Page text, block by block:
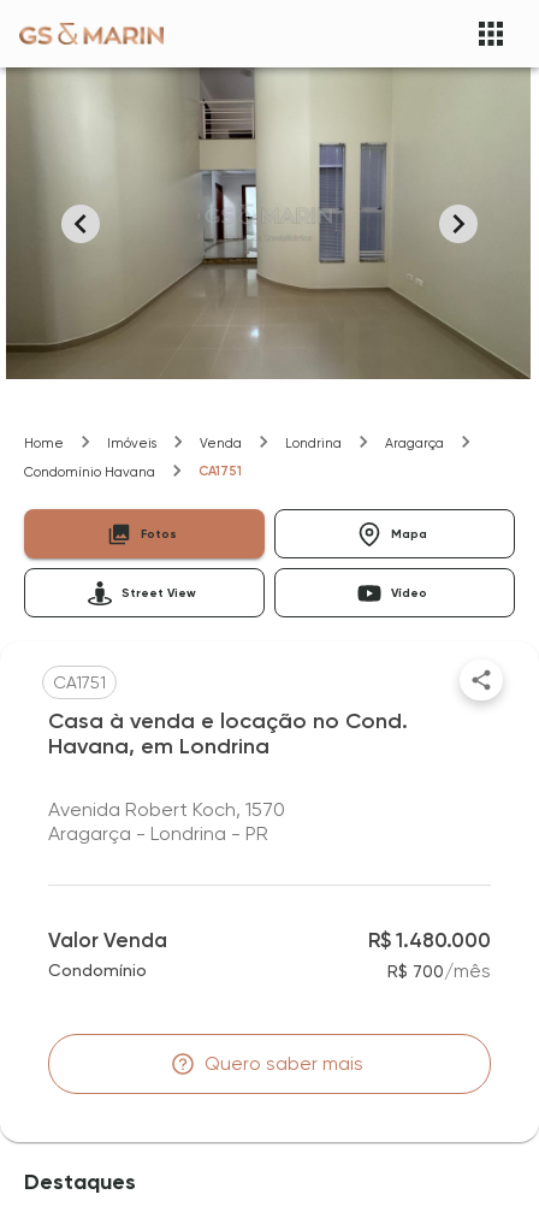
Home Imóveis Venda Londrina
Aragarça
Condomínio Havana
CA1751
Fotos Mapa
Street View Vídeo
CA1751
Casa à venda e locação no Cond.
Havana, em Londrina
Avenida Robert Koch, 1570
Aragarça - Londrina - PR
Valor Venda R$ 1.480.000
Condomínio R$ 700/mês
Quero saber mais
Destaques